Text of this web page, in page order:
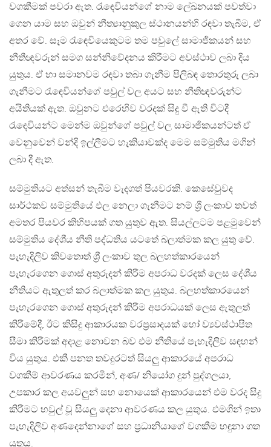
වගකීමක් පවරා ඇත. රැඳෙවියන්ගේ නාම ලේඛනයක් පවත්වා
ගෙන යාම සහ ඔවුන් නීත්‍යානුකුල ස්ථානයන්හි රඳවා තැබීම, ඒ
අතර වේ. සෑම රැඳෙවියෙකුටම තම පවුලේ සාමාජිකයන් සහ
නීතීඥවරුන් සමග සන්නිවේදනය කිරීමට අවස්ථාව ලබා දිය
යුතුය. ඒ හා සමානවම රඳවා තබා ගැනීම පිලිබඳ තොරතුරු ලබා
ගැනීමට රැඳෙවියන්ගේ පවුල් වල අයට සහ නීතිඥවරුන්ට
අයිතියක් ඇත. ඔවුනට එරෙහිව වරදක් සිදු වී ඇති විටදී
රැඳෙවියන්ට මෙන්ම ඔවුන්ගේ පවුල් වල සාමාජිකයන්ටත් ඒ
වෙනුවෙන් වන්දි ඉල්ලීමට හැකියාවක්ද මෙම සම්මුතිය මගින්
ලබා දී ඇත.
සම්මුතියට අත්සන් තැබීම වැදගත් පියවරකි. කෙසේවුවද
සාර්ථකව සම්මුතියේ ඵල නෙලා ගැනීමට නම් ශ්‍රී ලංකාව තවත්
අමතර පියවර කිහිපයක් ගත යුතුව ඇත. සියල්ලටම පළමුවෙන්
සම්මුතිය දේශීය නීති පද්ධතිය යටතේ බලාත්මක කල යුතු වේ.
පැහැදිලිව කිවතොත් ශ්‍රී ලංකාව තුල බලහත්කාරයෙන්
පැහැරගෙන ගොස් අතුරුදන් කිරීම අපරාධ වරදක් ලෙස දේශීය
නීතියට ඇතුලත් කර බලාත්මක කල යුතුය. බලහත්කාරයෙන්
පැහැරගෙන ගොස් අතුරුදන් කිරීම අපරාධයක් ලෙස ඇතුලත්
කිරීමේදී, ඊට කිසිදු ආකාරයක වරප්‍රසාදයක් හෝ ව්‍යවස්ථාපිත
සීමා කිරීමක් අදාළ නොවන බව එම නීතියේ පැහැදිලිව සඳහන්
විය යුතුය. එකී පනත තවදුරටත් සියලු ආකාරයේ අපරාධ
වගකීම් ආවරණය කරමින්, අණ/ නියෝග දුන් පුද්ගලයා,
උපකාර කල අයවලුන් සහ නොයෙක් ආකාරයෙන් එම වරද සිදු
කිරීමට හවුල් වූ සියලු දෙනා ආවරණය කල යුතුය. එමගින් ඉතා
පැහැදිලිව අණදෙන්නාගේ සහ ප්‍රධානියාගේ වගකීම හඳුනා ගත
යුතුය.